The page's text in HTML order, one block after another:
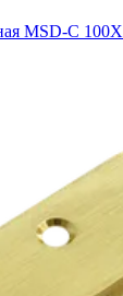
MSD-C